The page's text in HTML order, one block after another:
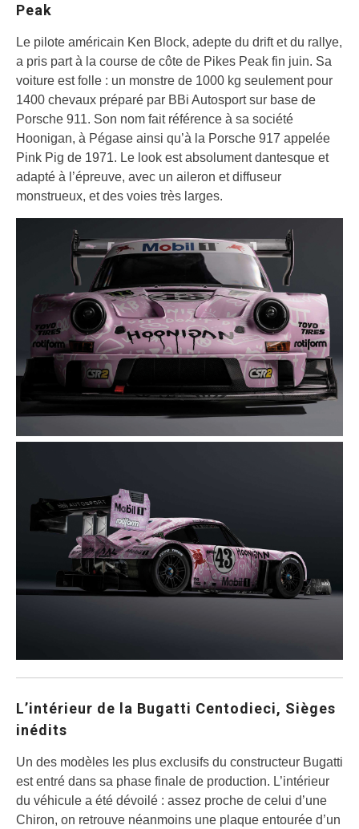
Peak
Le pilote américain Ken Block, adepte du drift et du rallye,
a pris part à la course de côte de Pikes Peak fin juin. Sa
voiture est folle : un monstre de 1000 kg seulement pour
1400 chevaux préparé par BBi Autosport sur base de
Porsche 911. Son nom fait référence à sa société
Hoonigan, à Pégase ainsi qu’à la Porsche 917 appelée
Pink Pig de 1971. Le look est absolument dantesque et
adapté à l’épreuve, avec un aileron et diffuseur
monstrueux, et des voies très larges.
L’intérieur de la Bugatti Centodieci, Sièges
inédits
Un des modèles les plus exclusifs du constructeur Bugatti
est entré dans sa phase finale de production. L’intérieur
du véhicule a été dévoilé : assez proche de celui d’une
Chiron, on retrouve néanmoins une plaque entourée d’un